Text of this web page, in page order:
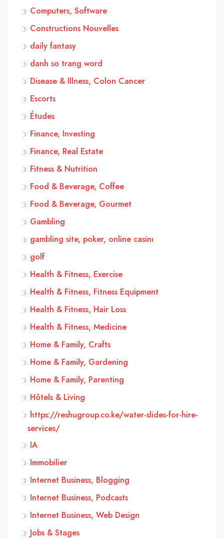
Computers, Software
Constructions Nouvelles
daily fantasy
danh so trang word
Disease & Illness, Colon Cancer
Escorts
Études
Finance, Investing
Finance, Real Estate
Fitness & Nutrition
Food & Beverage, Coffee
Food & Beverage, Gourmet
Gambling
gambling site, poker, online casinı
golf
Health & Fitness, Exercise
Health & Fitness, Fitness Equipment
Health & Fitness, Hair Loss
Health & Fitness, Medicine
Home & Family, Crafts
Home & Family, Gardening
Home & Family, Parenting
Hôtels & Living
https://reshugroup.co.ke/water-slides-for-hire-
services/
IA
Immobilier
Internet Business, Blogging
Internet Business, Podcasts
Internet Business, Web Design
Jobs & Stages